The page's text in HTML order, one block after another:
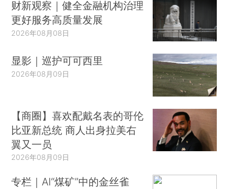
财新观察｜健全金融机构治理
更好服务高质量发展
2026年08月08日
显影｜巡护可可西里
2026年08月09日
【商圈】喜欢配戴名表的哥伦
比亚新总统 商人出身拉美右
翼又一员
2026年08月09日
专栏｜AI“煤矿”中的金丝雀